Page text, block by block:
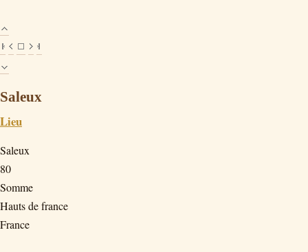
Saleux
Lieu
Saleux
80
Somme
Hauts de france
France